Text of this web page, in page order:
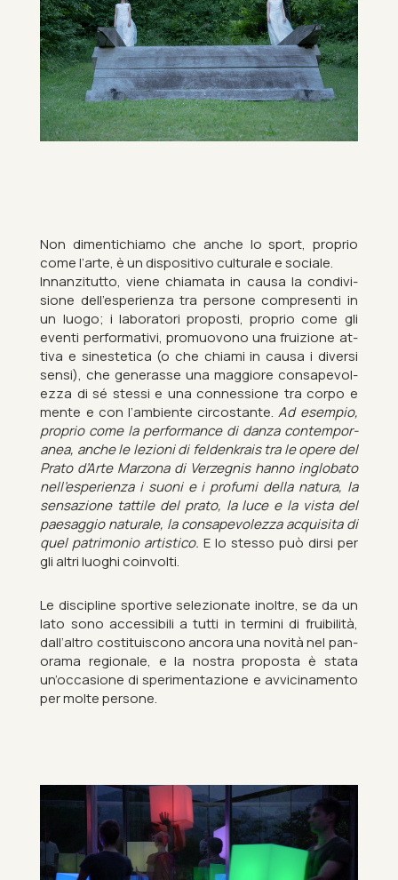
Non di­menti­chiamo che anche lo sport, proprio
come l’arte, è un dis­pos­it­ivo cul­turale e so­ciale.
In­nan­zi­tutto, viene chiamata in causa la con­di­vi­
sione dell’es­per­i­enza tra per­sone com­presenti in
un luogo; i labor­atori pro­posti, proprio come gli
eventi per­form­ativi, pro­muovono una fruiz­ione at­
tiva e sin­estet­ica (o che chiami in causa i di­versi
sensi), che gen­er­asse una mag­giore con­s­ape­vol­
ezza di sé stessi e una con­nes­sione tra corpo e
mente e con l’am­bi­ente cir­cost­ante.Ad es­em­pio,
proprio come la per­form­ance di danza con­tem­por­
anea, anche le lezioni di felden­krais tra le opere del
Prato d’Arte Mar­zona di Verzeg­nis hanno in­g­lob­ato
nell’es­per­i­enza i suoni e i pro­fumi della natura, la
sensazione tat­tile del prato, la luce e la vista del
paesag­gio nat­urale, la con­s­ape­vol­ezza ac­quis­ita di
quel pat­ri­mo­nio artist­ico. E lo stesso può dirsi per
gli altri luoghi coin­volti.
Le dis­cip­line sport­ive selezion­ate in­oltre, se da un
lato sono ac­cess­ib­ili a tutti in ter­mini di fruib­ilità,
dall’altro costituis­cono ancora una novità nel pan­
or­ama re­gionale, e la nos­tra pro­posta è stata
un’oc­ca­sione di sper­i­mentazione e av­vi­ci­n­a­mento
per molte per­sone.